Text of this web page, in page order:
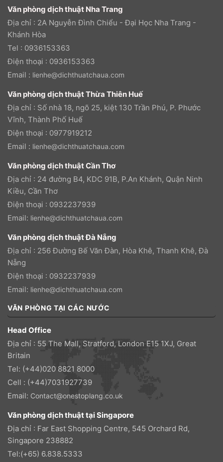
Văn phòng dịch thuật Nha Trang
Địa chỉ : 2A Nguyễn Đình Chiểu - Đại Học Nha Trang -
Khánh Hòa
Tel : 0936153363
Điện thoại : 0936153363
Email : lienhe@dichthuatchaua.com
Văn phòng dịch thuật Thừa Thiên Huế
Địa chỉ : Số nhà 18, ngõ 25, kiệt 130 Trần Phú, P. Phước
Vĩnh, Thành Phố Huế
Điện thoại : 0977919212
Email : lienhe@dichthuatchaua.com
Văn phòng dịch thuật Cần Thơ
Địa chỉ : 24 đường B4, KDC 91B, P.An Khánh, Quận Ninh
Kiều, Cần Thơ
Điện thoại : 0932237939
Email: lienhe@dichthuatchaua.com
Văn phòng dịch thuật Đà Nẵng
Địa chỉ : 256 Đường Bế Văn Đàn, Hòa Khê, Thanh Khê, Đà
Nẵng
Điện thoại : 0932237939
Email: lienhe@dichthuatchaua.com
VĂN PHÒNG TẠI CÁC NƯỚC
Head Office
Địa chỉ : 55 The Mall, Stratford, London E15 1XJ, Great
Britain
Tel: (+44)020 8821 8000
Cell : (+44)7031927739
Email: Contact@onestoplang.co.uk
Văn phòng dịch thuật tại Singapore
Địa chỉ : Far East Shopping Centre, 545 Orchard Rd,
Singapore 238882
Tel:(+65) 6.838.5333